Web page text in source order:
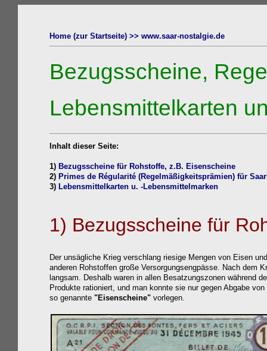
Home (zur Startseite) >> www.saar-nostalgie.de
Bezugsscheine,
Lebensmittelkarten
Inhalt dieser Seite:
1) Bezugsscheine für Rohstoffe, z.B. Eisenscheine
2) Primes de Régularité (Regelmäßigkeitsprämien) für
3) Lebensmittelkarten u. -Lebensmittelmarken
1) Bezugsscheine für
Der unsägliche Krieg verschlang riesige Mengen von Eisen
anderen Rohstoffen große Versorgungsengpässe. Nach dem
langsam. Deshalb waren in allen Besatzungszonen während
Produkte rationiert, und man konnte sie nur gegen Abgabe von
so genannte "Eisenscheine" vorlegen.